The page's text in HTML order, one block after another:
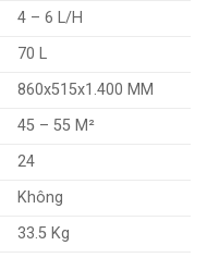
4 – 6 L/H
70 L
860x515x1.400 MM
45 – 55 M²
24
Không
33.5 Kg